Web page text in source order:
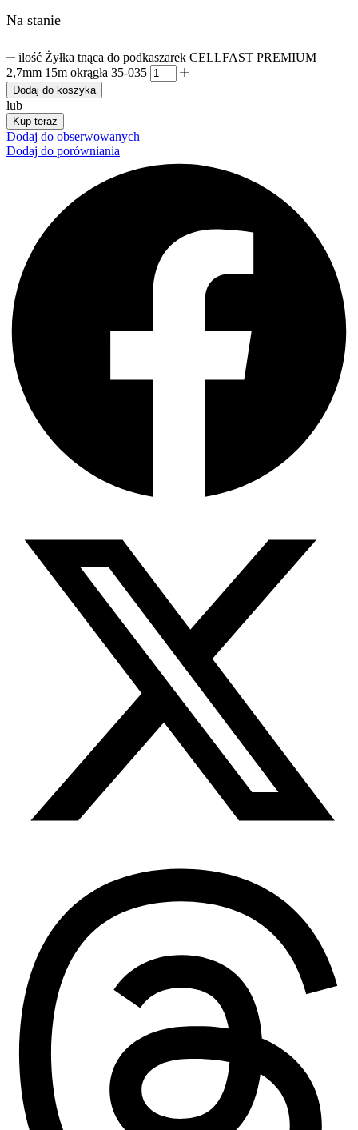
Na stanie
ilość Żyłka tnąca do podkaszarek CELLFAST PREMIUM
2,7mm 15m okrągła 35-035
Dodaj do koszyka
lub
Kup teraz
Dodaj do obserwowanych
Dodaj do porówniania